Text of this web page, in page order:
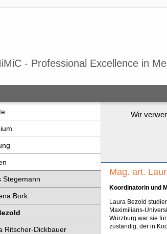
- Professional Excellence in
Stegemann
Bork
Ritscher-Dickbauer
Wir
Mag. art.
Koordinatorin und
Laura Bezold
Maximilians-
Würzburg war sie
zuständig, der in